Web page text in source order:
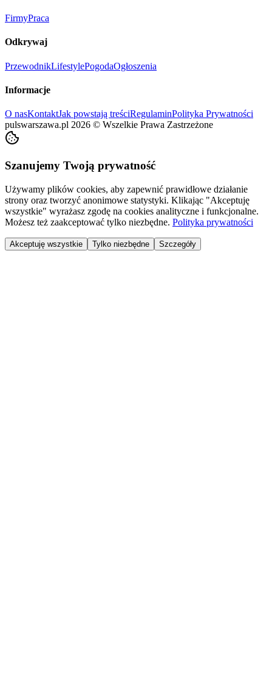
FirmyPraca
Odkrywaj
PrzewodnikLifestylePogodaOgłoszenia
Informacje
O nasKontaktJak powstają treściRegulaminPolityka Prywatności
pulswarszawa.pl 2026 © Wszelkie Prawa Zastrzeżone
Szanujemy Twoją prywatność
Używamy plików cookies, aby zapewnić prawidłowe działanie
strony oraz tworzyć anonimowe statystyki. Klikając "Akceptuję
wszystkie" wyrażasz zgodę na cookies analityczne i funkcjonalne.
Możesz też zaakceptować tylko niezbędne. Polityka prywatności
Akceptuję wszystkie Tylko niezbędne Szczegóły